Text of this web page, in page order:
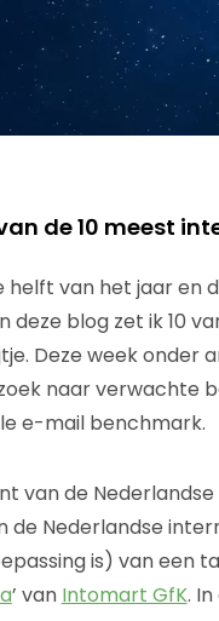
de 10 meest
helft van het jaar en
deze blog zet ik 10
Deze week onder
naar verwachte
e-mail benchmark.
van de
de Nederlandse
is) van een
’ van Intomart GfK.